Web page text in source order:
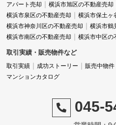
アパート売却
横浜市旭区の不動産売却
横浜市泉区の不動産売却
横浜市保土ヶ
横浜市神奈川区の不動産売却
横浜市鶴
横浜市南区の不動産売却
横浜市中区の
取引実績・販売物件など
取引実績 成功ストーリー 販売中物件
マンションカタログ
045-